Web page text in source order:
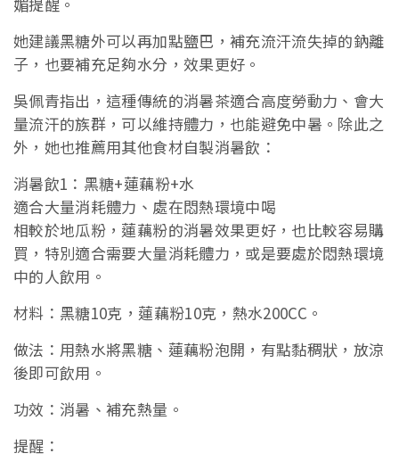
她建議黑糖外可以再加點鹽巴，補充流汗流失掉的鈉離
子，也要補充足夠水分，效果更好。
吳佩青指出，這種傳統的消暑茶適合高度勞動力、會大
量流汗的族群，可以維持體力，也能避免中暑。除此之
外，她也推薦用其他食材自製消暑飲：
消暑飲1：黑糖+蓮藕粉+水
適合大量消耗體力、處在悶熱環境中喝
相較於地瓜粉，蓮藕粉的消暑效果更好，也比較容易購
買，特別適合需要大量消耗體力，或是要處於悶熱環境
中的人飲用。
材料：黑糖10克，蓮藕粉10克，熱水200CC。
做法：用熱水將黑糖、蓮藕粉泡開，有點黏稠狀，放涼
後即可飲用。
功效：消暑、補充熱量。
提醒：